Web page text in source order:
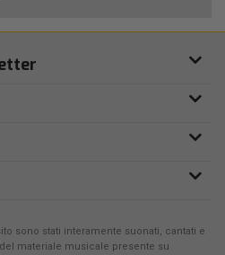
sono stati interamente suonati, cantati e
materiale musicale presente su